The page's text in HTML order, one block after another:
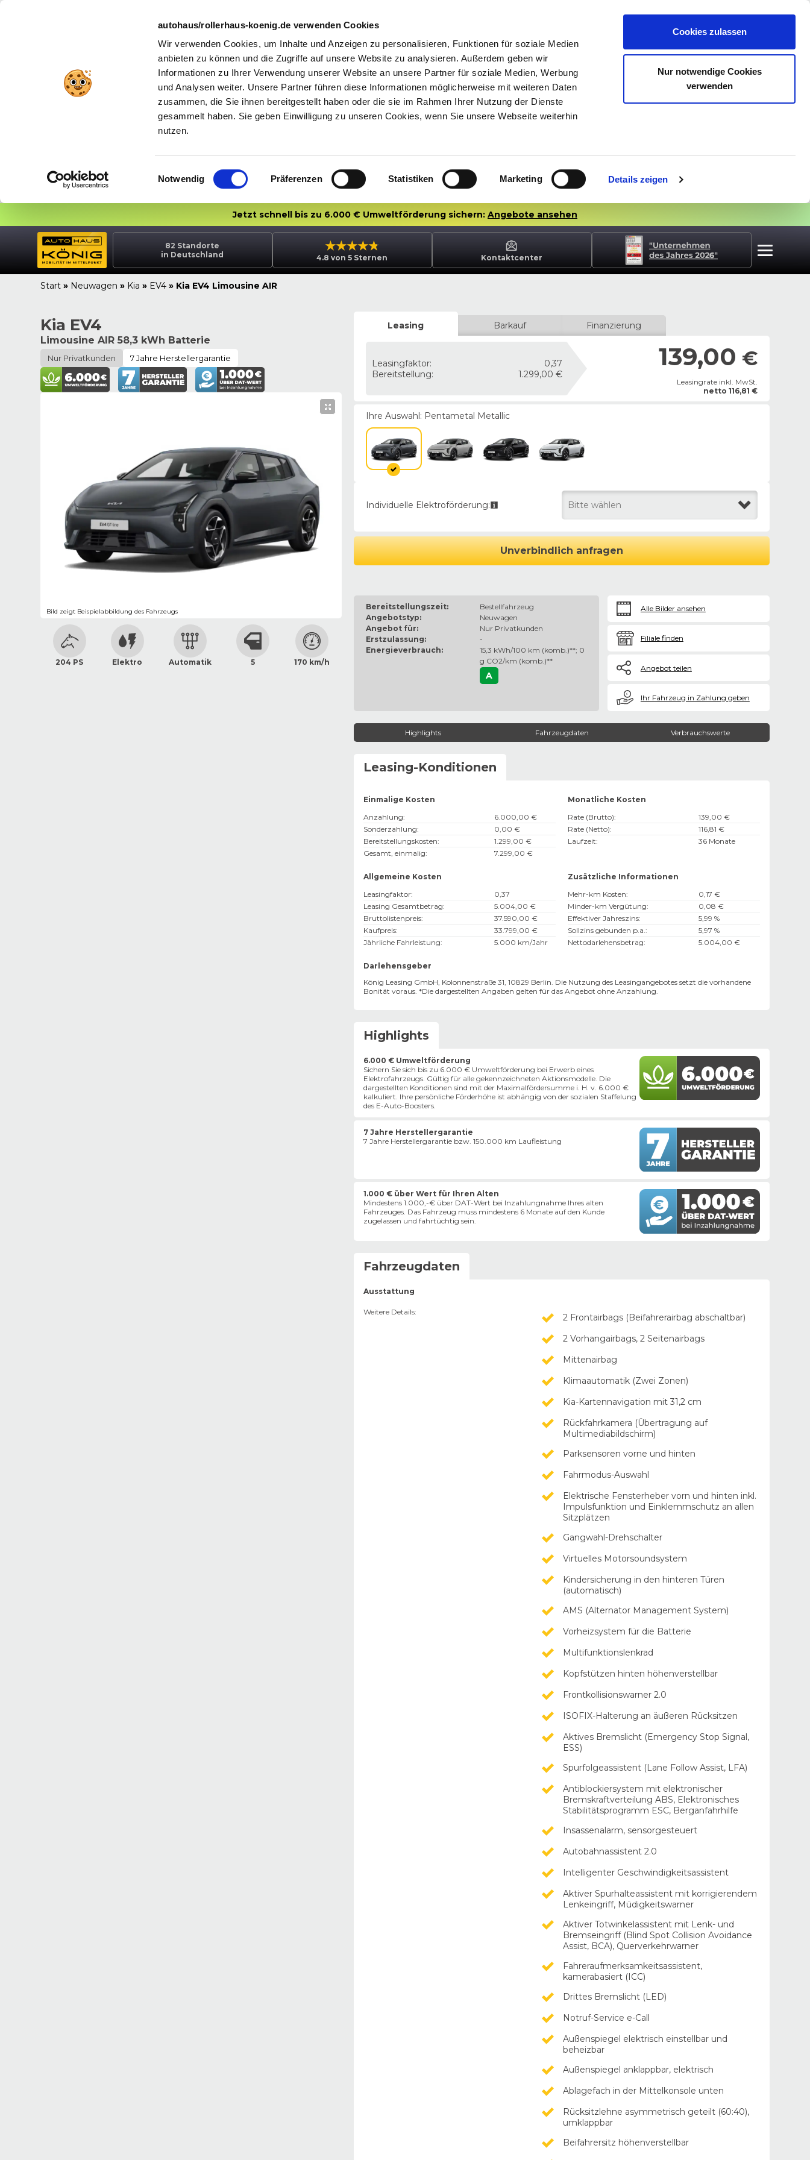
autohaus/rollerhaus-koenig.de verwenden Cookies
Wir verwenden Cookies, um Inhalte und Anzeigen zu personalisieren, Funktionen für soziale Medien
anbieten zu können und die Zugriffe auf unsere Website zu analysieren. Außerdem geben wir
Informationen zu Ihrer Verwendung unserer Website an unsere Partner für soziale Medien, Werbung
und Analysen weiter. Unsere Partner führen diese Informationen möglicherweise mit weiteren Daten
zusammen, die Sie ihnen bereitgestellt haben oder die sie im Rahmen Ihrer Nutzung der Dienste
gesammelt haben. Sie geben Einwilligung zu unseren Cookies, wenn Sie unsere Webseite weiterhin
nutzen.
Einwilligungsauswahl
Notwendig Präferenzen Statistiken Marketing Details zeigen
Cookies zulassen
Nur notwendige Cookies
verwenden
Jetzt schnell bis zu 6.000 € Umweltförderung sichern: Angebote ansehen
82 Standorte
in Deutschland
4.8 von 5 Sternen Kontaktcenter
Start » Neuwagen » Kia » EV4 » Kia EV4 Limousine AIR
Kia EV4
Limousine AIR 58,3 kWh Batterie
Nur Privatkunden 7 Jahre Herstellergarantie
Bild zeigt Beispielabbildung des Fahrzeugs
204 PS Elektro Automatik 5 170 km/h
Leasing Barkauf Finanzierung
Leasingfaktor:
0,37
Bereitstellung: 1.299,00 €
139,00 €
Leasingrate inkl. MwSt.
netto 116,81 €
Ihre Auswahl: Pentametal Metallic
Individuelle Elektroförderung: Bitte wählen
Unverbindlich anfragen
Bereitstellungszeit:
Bestellfahrzeug
Angebotstyp:
Neuwagen
Angebot für:
Nur Privatkunden
Erstzulassung:
-
Energieverbrauch:
15,3 kWh/100 km (komb.)**; 0
g CO2/km (komb.)**
A
Alle Bilder ansehen
Filiale finden
Angebot teilen
€ Ihr Fahrzeug in Zahlung geben
Highlights Fahrzeugdaten Verbrauchswerte
Leasing-Konditionen
Einmalige Kosten
Anzahlung:
6.000,00 €
Sonderzahlung:
0,00 €
Bereitstellungskosten:
1.299,00 €
Gesamt, einmalig: 7.299,00 €
Monatliche Kosten
Rate (Brutto):
139,00 €
Rate (Netto):
116,81 €
Laufzeit: 36 Monate
Allgemeine Kosten
Leasingfaktor:
0,37
Leasing Gesamtbetrag:
5.004,00 €
Bruttolistenpreis:
37.590,00 €
Kaufpreis:
33.799,00 €
Jährliche Fahrleistung: 5.000 km/Jahr
Zusätzliche Informationen
Mehr-km Kosten:
0,17 €
Minder-km Vergütung:
0,08 €
Effektiver Jahreszins:
5,99 %
Sollzins gebunden p.a. :
5,97 %
Nettodarlehensbetrag: 5.004,00 €
Darlehensgeber
König Leasing GmbH, Kolonnenstraße 31, 10829 Berlin. Die Nutzung des Leasingangebotes setzt die vorhandene
Bonität voraus. *Die dargestellten Angaben gelten für das Angebot ohne Anzahlung.
Highlights
6.000 € Umweltförderung
Sichern Sie sich bis zu 6.000 € Umweltförderung bei Erwerb eines
Elektrofahrzeugs. Gültig für alle gekennzeichneten Aktionsmodelle. Die
dargestellten Konditionen sind mit der Maximalfördersumme i. H. v. 6.000 €
kalkuliert. Ihre persönliche Förderhöhe ist abhängig von der sozialen Staffelung
des E-Auto-Boosters.
7 Jahre Herstellergarantie
7 Jahre Herstellergarantie bzw. 150.000 km Laufleistung
1.000 € über Wert für Ihren Alten
Mindestens 1.000,-€ über DAT-Wert bei Inzahlungnahme Ihres alten
Fahrzeuges. Das Fahrzeug muss mindestens 6 Monate auf den Kunde
zugelassen und fahrtüchtig sein.
Fahrzeugdaten
Ausstattung
Weitere Details:
2 Frontairbags (Beifahrerairbag abschaltbar)
2 Vorhangairbags, 2 Seitenairbags
Mittenairbag
Klimaautomatik (Zwei Zonen)
Kia-Kartennavigation mit 31,2 cm
Rückfahrkamera (Übertragung auf
Multimediabildschirm)
Parksensoren vorne und hinten
Fahrmodus-Auswahl
Elektrische Fensterheber vorn und hinten inkl.
Impulsfunktion und Einklemmschutz an allen
Sitzplätzen
Gangwahl-Drehschalter
Virtuelles Motorsoundsystem
Kindersicherung in den hinteren Türen
(automatisch)
AMS (Alternator Management System)
Vorheizsystem für die Batterie
Multifunktionslenkrad
Kopfstützen hinten höhenverstellbar
Frontkollisionswarner 2.0
ISOFIX-Halterung an äußeren Rücksitzen
Aktives Bremslicht (Emergency Stop Signal,
ESS)
Spurfolgeassistent (Lane Follow Assist, LFA)
Antiblockiersystem mit elektronischer
Bremskraftverteilung ABS, Elektronisches
Stabilitätsprogramm ESC, Berganfahrhilfe
Insassenalarm, sensorgesteuert
Autobahnassistent 2.0
Intelligenter Geschwindigkeitsassistent
Aktiver Spurhalteassistent mit korrigierendem
Lenkeingriff, Müdigkeitswarner
Aktiver Totwinkelassistent mit Lenk- und
Bremseingriff (Blind Spot Collision Avoidance
Assist, BCA), Querverkehrwarner
Fahreraufmerksamkeitsassistent,
kamerabasiert (ICC)
Drittes Bremslicht (LED)
Notruf-Service e-Call
Außenspiegel elektrisch einstellbar und
beheizbar
Außenspiegel anklappbar, elektrisch
Ablagefach in der Mittelkonsole unten
Rücksitzlehne asymmetrisch geteilt (60:40),
umklappbar
Beifahrersitz höhenverstellbar